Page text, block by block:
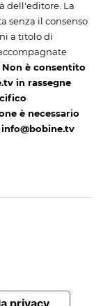
dell'editore. La
senza il consenso
a titolo di
Non è consentito
in rassegne
è necessario